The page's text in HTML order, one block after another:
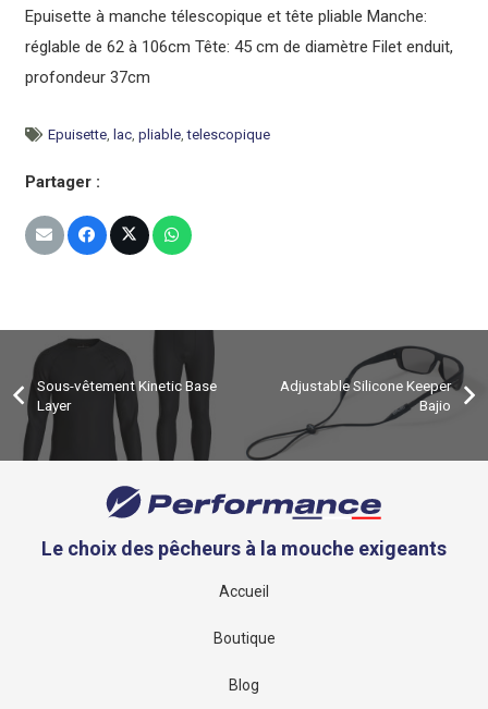
N-
Epuisette à manche télescopique et tête pliable Manche:
réglable de 62 à 106cm Tête: 45 cm de diamètre Filet enduit,
profondeur 37cm
Epuisette, lac, pliable,telescopique
Partager :
Sous-vêtement Kinetic Base
Layer
Adjustable Silicone Keeper
Bajio
Le choix des pêcheurs à la mouche exigeants
Accueil
Boutique
Blog